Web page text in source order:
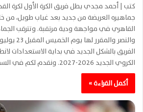
كتب | أحمد مجدي يطل فريق الكرة الأول لكرة
جماهيره العريضة من جديد بعد غياب طويل، من
القاهري في مواجهة ودية مرتقبة. وتترقب
والنصر
الفريق بالشكل الجديد في بداية الاستعدادات
الكروي الجديد 2026-2027. ونقدم لكم في السطور…
أكمل القراءة »